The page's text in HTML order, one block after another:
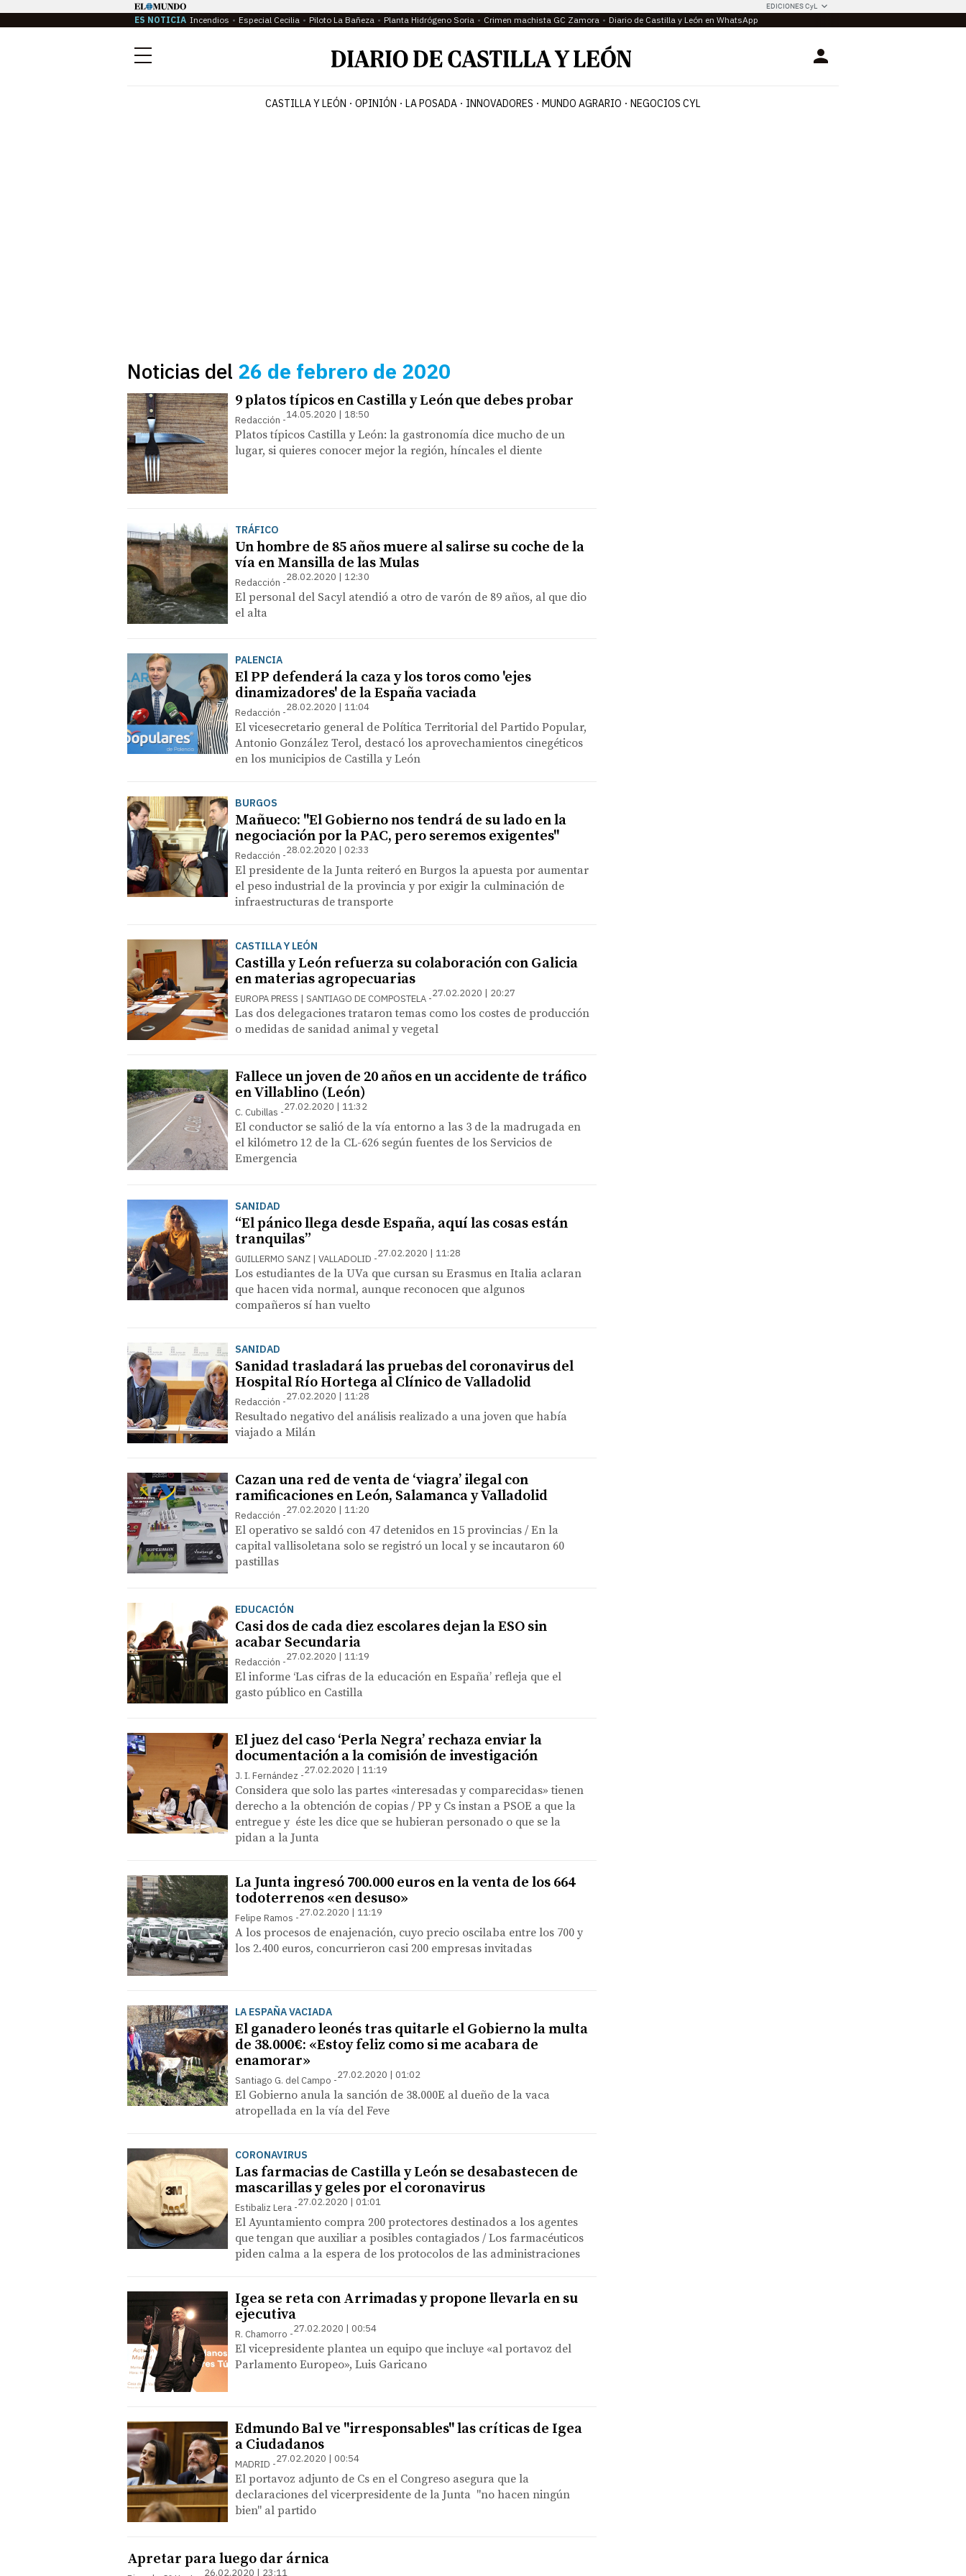
EDICIONES CyL
ES NOTICIA Incendios Especial Cecilia Piloto La Bañeza Planta Hidrógeno Soria Crimen machista GC Zamora Diario de Castilla y León en WhatsApp
Menú Login
CASTILLA Y LEÓN OPINIÓN LA POSADA INNOVADORES MUNDO AGRARIO NEGOCIOS CYL
Noticias del 26 de febrero de 2020
9 platos típicos en Castilla y León que debes probar
Redacción 14.05.2020 | 18:50
Platos típicos Castilla y León: la gastronomía dice mucho de un
lugar, si quieres conocer mejor la región, híncales el diente
TRÁFICO
Un hombre de 85 años muere al salirse su coche de la
vía en Mansilla de las Mulas
Redacción 28.02.2020 | 12:30
El personal del Sacyl atendió a otro de varón de 89 años, al que dio
el alta
PALENCIA
El PP defenderá la caza y los toros como 'ejes
dinamizadores' de la España vaciada
Redacción 28.02.2020 | 11:04
El vicesecretario general de Política Territorial del Partido Popular,
Antonio González Terol, destacó los aprovechamientos cinegéticos
en los municipios de Castilla y León
BURGOS
Mañueco: "El Gobierno nos tendrá de su lado en la
negociación por la PAC, pero seremos exigentes"
Redacción 28.02.2020 | 02:33
El presidente de la Junta reiteró en Burgos la apuesta por aumentar
el peso industrial de la provincia y por exigir la culminación de
infraestructuras de transporte
CASTILLA Y LEÓN
Castilla y León refuerza su colaboración con Galicia
en materias agropecuarias
EUROPA PRESS | SANTIAGO DE COMPOSTELA 27.02.2020 | 20:27
Las dos delegaciones trataron temas como los costes de producción
o medidas de sanidad animal y vegetal
Fallece un joven de 20 años en un accidente de tráfico
en Villablino (León)
C. Cubillas 27.02.2020 | 11:32
El conductor se salió de la vía entorno a las 3 de la madrugada en
el kilómetro 12 de la CL-626 según fuentes de los Servicios de
Emergencia
SANIDAD
“El pánico llega desde España, aquí las cosas están
tranquilas”
GUILLERMO SANZ | VALLADOLID 27.02.2020 | 11:28
Los estudiantes de la UVa que cursan su Erasmus en Italia aclaran
que hacen vida normal, aunque reconocen que algunos
compañeros sí han vuelto
SANIDAD
Sanidad trasladará las pruebas del coronavirus del
Hospital Río Hortega al Clínico de Valladolid
Redacción 27.02.2020 | 11:28
Resultado negativo del análisis realizado a una joven que había
viajado a Milán
Cazan una red de venta de ‘viagra’ ilegal con
ramificaciones en León, Salamanca y Valladolid
Redacción 27.02.2020 | 11:20
El operativo se saldó con 47 detenidos en 15 provincias / En la
capital vallisoletana solo se registró un local y se incautaron 60
pastillas
EDUCACIÓN
Casi dos de cada diez escolares dejan la ESO sin
acabar Secundaria
Redacción 27.02.2020 | 11:19
El informe ‘Las cifras de la educación en España’ refleja que el
gasto público en Castilla
El juez del caso ‘Perla Negra’ rechaza enviar la
documentación a la comisión de investigación
J. I. Fernández 27.02.2020 | 11:19
Considera que solo las partes «interesadas y comparecidas» tienen
derecho a la obtención de copias / PP y Cs instan a PSOE a que la
entregue y éste les dice que se hubieran personado o que se la
pidan a la Junta
La Junta ingresó 700.000 euros en la venta de los 664
todoterrenos «en desuso»
Felipe Ramos 27.02.2020 | 11:19
A los procesos de enajenación, cuyo precio oscilaba entre los 700 y
los 2.400 euros, concurrieron casi 200 empresas invitadas
LA ESPAÑA VACIADA
El ganadero leonés tras quitarle el Gobierno la multa
de 38.000€: «Estoy feliz como si me acabara de
enamorar»
Santiago G. del Campo 27.02.2020 | 01:02
El Gobierno anula la sanción de 38.000E al dueño de la vaca
atropellada en la vía del Feve
CORONAVIRUS
Las farmacias de Castilla y León se desabastecen de
mascarillas y geles por el coronavirus
Estibaliz Lera 27.02.2020 | 01:01
El Ayuntamiento compra 200 protectores destinados a los agentes
que tengan que auxiliar a posibles contagiados / Los farmacéuticos
piden calma a la espera de los protocolos de las administraciones
Igea se reta con Arrimadas y propone llevarla en su
ejecutiva
R. Chamorro 27.02.2020 | 00:54
El vicepresidente plantea un equipo que incluye «al portavoz del
Parlamento Europeo», Luis Garicano
Edmundo Bal ve "irresponsables" las críticas de Igea
a Ciudadanos
MADRID 27.02.2020 | 00:54
El portavoz adjunto de Cs en el Congreso asegura que la
declaraciones del vicerpresidente de la Junta "no hacen ningún
bien" al partido
Apretar para luego dar árnica
26.02.2020 | 23:11